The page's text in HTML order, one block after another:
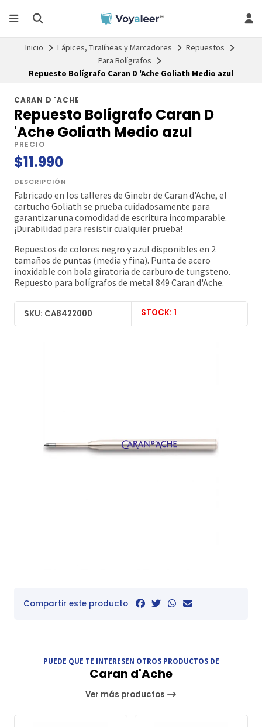
Inicio Lápices, Tiralíneas y Marcadores
Repuestos
Para Bolígrafos
Repuesto Bolígrafo Caran D 'Ache Goliath Medio azul
CARAN D 'ACHE
Repuesto Bolígrafo Caran D
'Ache Goliath Medio azul
PRECIO
$11.990
DESCRIPCIÓN
Fabricado en los talleres de Ginebr de Caran d'Ache, el
cartucho Goliath se prueba cuidadosamente para
garantizar una comodidad de escritura incomparable.
¡Durabilidad para resistir cualquier prueba!
Repuestos de colores negro y azul disponibles en 2
tamaños de puntas (media y fina). Punta de acero
inoxidable con bola giratoria de carburo de tungsteno.
Repuesto para bolígrafos de metal 849 Caran d'Ache.
SKU: CA8422000 STOCK: 1
Compartir este producto
PUEDE QUE TE INTERESEN OTROS PRODUCTOS DE
Caran d'Ache
Ver más productos